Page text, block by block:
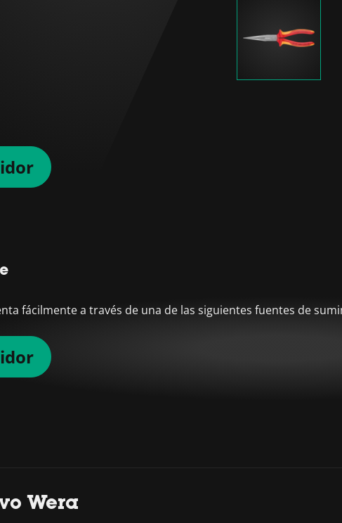
fácilmente a través de una de las siguientes fuentes de
Wera